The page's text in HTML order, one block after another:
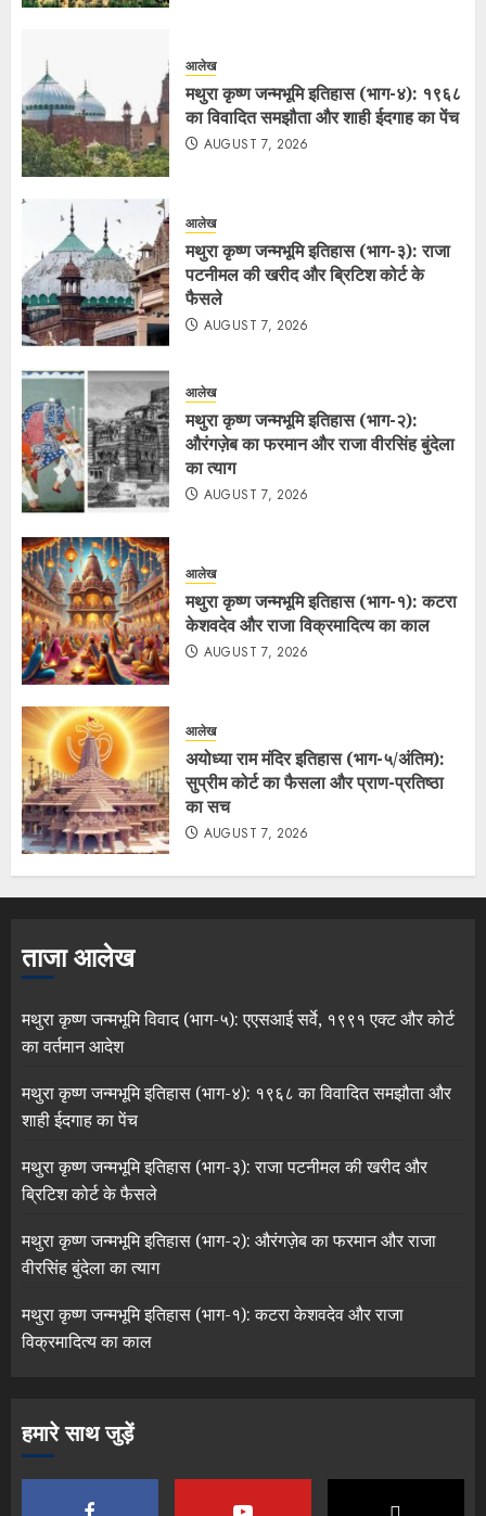
आलेख
मथुरा कृष्ण जन्मभूमि इतिहास (भाग-४): १९६८
का विवादित समझौता और शाही ईदगाह का पेंच
AUGUST 7, 2026
आलेख
मथुरा कृष्ण जन्मभूमि इतिहास (भाग-३): राजा
पटनीमल की खरीद और ब्रिटिश कोर्ट के
फैसले
AUGUST 7, 2026
आलेख
मथुरा कृष्ण जन्मभूमि इतिहास (भाग-२):
औरंगज़ेब का फरमान और राजा वीरसिंह बुंदेला
का त्याग
AUGUST 7, 2026
आलेख
मथुरा कृष्ण जन्मभूमि इतिहास (भाग-१): कटरा
केशवदेव और राजा विक्रमादित्य का काल
AUGUST 7, 2026
आलेख
अयोध्या राम मंदिर इतिहास (भाग-५/अंतिम):
सुप्रीम कोर्ट का फैसला और प्राण-प्रतिष्ठा
का सच
AUGUST 7, 2026
ताजा आलेख
मथुरा कृष्ण जन्मभूमि विवाद (भाग-५): एएसआई सर्वे, १९९१ एक्ट और कोर्ट
का वर्तमान आदेश
मथुरा कृष्ण जन्मभूमि इतिहास (भाग-४): १९६८ का विवादित समझौता और
शाही ईदगाह का पेंच
मथुरा कृष्ण जन्मभूमि इतिहास (भाग-३): राजा पटनीमल की खरीद और
ब्रिटिश कोर्ट के फैसले
मथुरा कृष्ण जन्मभूमि इतिहास (भाग-२): औरंगज़ेब का फरमान और राजा
वीरसिंह बुंदेला का त्याग
मथुरा कृष्ण जन्मभूमि इतिहास (भाग-१): कटरा केशवदेव और राजा
विक्रमादित्य का काल
हमारे साथ जुड़ें